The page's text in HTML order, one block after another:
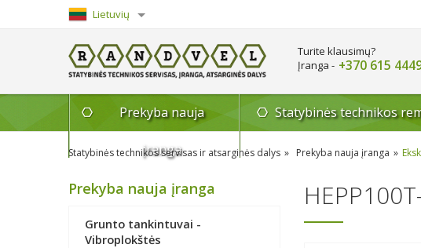
Lietuvių
English
Turite klausimų?
Įranga - +370 615
Prekyba nauja
įranga
Statybinės technikos
Statybinės technikos servisas ir atsarginės dalys Prekyba nauja įranga
Prekyba nauja įranga
Grunto tankintuvai -
Vibroplokštės